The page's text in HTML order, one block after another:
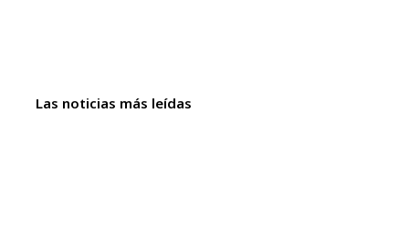
Las noticias más leídas